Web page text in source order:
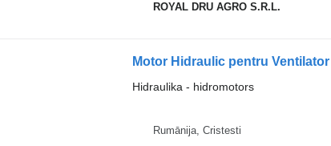
ROYAL DRU AGRO S.R.L.
Hidraulika - hidromotors
Rumānija, Cristesti